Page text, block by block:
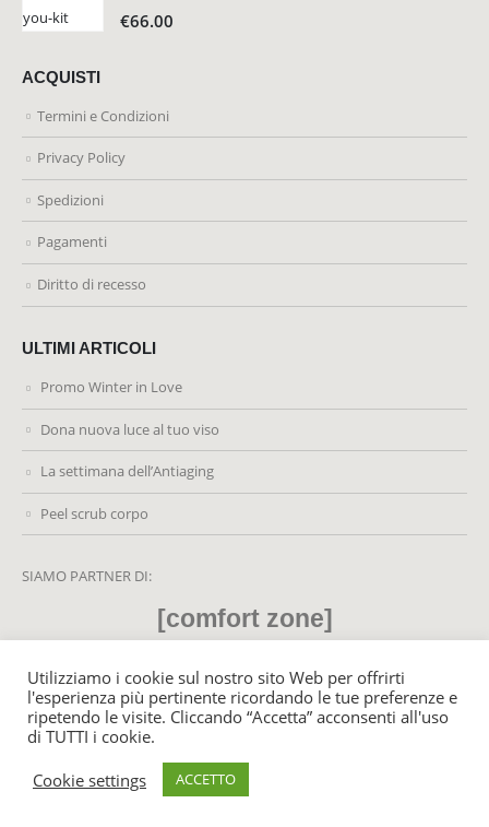
€66.00
ACQUISTI
Termini e Condizioni
Privacy Policy
Spedizioni
Pagamenti
Diritto di recesso
ULTIMI ARTICOLI
Promo Winter in Love
Dona nuova luce al tuo viso
La settimana dell’Antiaging
Peel scrub corpo
SIAMO PARTNER DI:
[comfort zone]
© MyLifeCenter.it 2021. All Rights Reserved - P. Iva: 02459220428
Utilizziamo i cookie sul nostro sito Web per offrirti
l'esperienza più pertinente ricordando le tue preferenze e
ripetendo le visite. Cliccando “Accetta” acconsenti all'uso
di TUTTI i cookie.
Cookie settings
ACCETTO